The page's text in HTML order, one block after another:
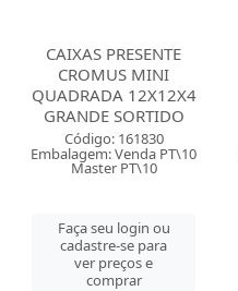
CAIXAS PRESENTE
CROMUS MINI
QUADRADA 12X12X4
GRANDE SORTIDO
Código: 161830
Embalagem: Venda PT\10
Master PT\10
Faça seu login ou
cadastre-se para
ver preços e
comprar